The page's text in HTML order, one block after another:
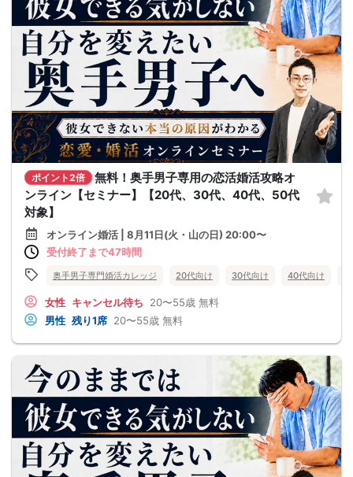
ポイント2倍
無料！奥手男子専用の恋活婚活攻略オ
ンライン【セミナー】【20代、30代、40代、50代
対象】
オンライン婚活 | 8月11日(火・山の日) 20:00〜
受付終了まで47時間
奥手男子専門婚活カレッジ 20代向け 30代向け 40代向け
女性 キャンセル待ち 20〜55歳 無料
男性 残り1席 20〜55歳 無料